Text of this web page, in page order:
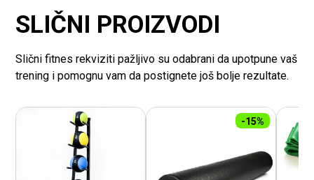
SLIČNI PROIZVODI
Slični fitnes rekviziti pažljivo su odabrani da upotpune vaš
trening i pomognu vam da postignete još bolje rezultate.
-15%